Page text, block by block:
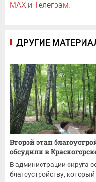
MAX и Телеграм.
ДРУГИЕ
Второй этап
обсудили в
В администрации округа
благоустройству,